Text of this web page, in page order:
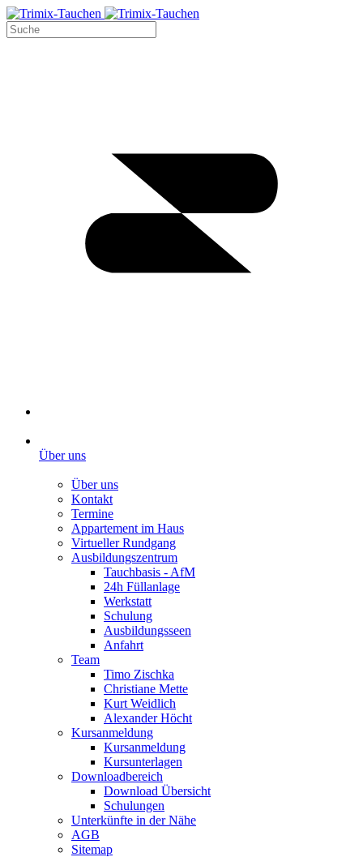
Über uns
Über uns
Kontakt
Termine
Appartement im Haus
Virtueller Rundgang
Ausbildungszentrum
Tauchbasis - AfM
24h Füllanlage
Werkstatt
Schulung
Ausbildungsseen
Anfahrt
Team
Timo Zischka
Christiane Mette
Kurt Weidlich
Alexander Höcht
Kursanmeldung
Kursanmeldung
Kursunterlagen
Downloadbereich
Download Übersicht
Schulungen
Unterkünfte in der Nähe
AGB
Sitemap